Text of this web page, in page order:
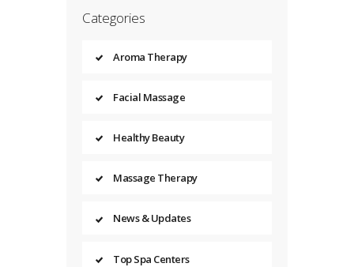
Categories
Aroma Therapy
Facial Massage
Healthy Beauty
Massage Therapy
News & Updates
Top Spa Centers